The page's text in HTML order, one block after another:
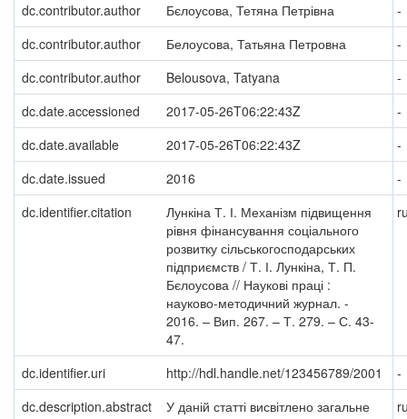
dc.contributor.author
Бєлоусова, Тетяна Петрівна
-
dc.contributor.author
Белоусова, Татьяна Петровна
-
dc.contributor.author
Belousova, Tatyana
-
dc.date.accessioned
2017-05-26T06:22:43Z
-
dc.date.available
2017-05-26T06:22:43Z
-
dc.date.issued
2016
-
dc.identifier.citation
Лункіна Т. І. Механізм підвищення
рівня фінансування соціального
розвитку сільськогосподарських
підприємств / Т. І. Лункіна, Т. П.
Бєлоусова // Наукові праці :
науково-методичний журнал. -
2016. – Вип. 267. – Т. 279. – С. 43-
47.
dc.identifier.uri http://hdl.handle.net/123456789/2001
-
dc.description.abstract
У даній статті висвітлено загальне